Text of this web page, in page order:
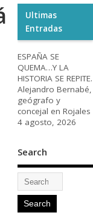
Ultimas
Entradas
ESPAÑA SE
QUEMA…Y LA
HISTORIA SE REPITE.
Alejandro Bernabé,
geógrafo y
concejal en Rojales
4 agosto, 2026
Search